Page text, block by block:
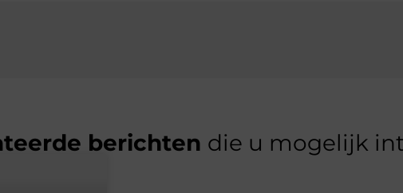
berichten die u mogelijk